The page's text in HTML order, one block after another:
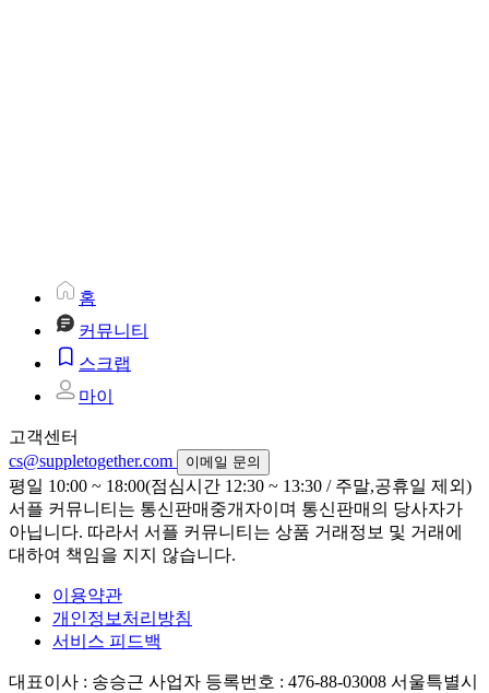
홈
커뮤니티
스크랩
마이
고객센터
cs@suppletogether.com
이메일 문의
평일 10:00 ~ 18:00(점심시간 12:30 ~ 13:30 / 주말,공휴일 제외)
서플 커뮤니티는 통신판매중개자이며 통신판매의 당사자가
아닙니다. 따라서 서플 커뮤니티는 상품 거래정보 및 거래에
대하여 책임을 지지 않습니다.
이용약관
개인정보처리방침
서비스 피드백
대표이사 : 송승근 사업자 등록번호 : 476-88-03008 서울특별시